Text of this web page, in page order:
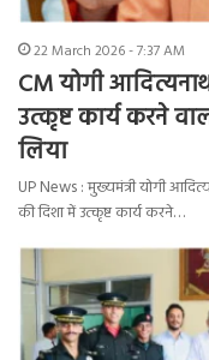
22 March 2026 - 7:37 AM
CM योगी
उत्कृष्ट कार्य करने
लिया
UP News : मुख्यमंत्री योगी
की दिशा में उत्कृष्ट कार्य करने…